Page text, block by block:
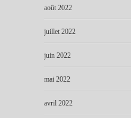
août 2022
juillet 2022
juin 2022
mai 2022
avril 2022